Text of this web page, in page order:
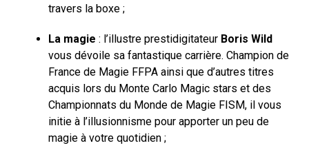
travers la boxe ;
La magie : l’illustre prestidigitateur Boris Wild
vous dévoile sa fantastique carrière. Champion de
France de Magie FFPA ainsi que d’autres titres
acquis lors du Monte Carlo Magic stars et des
Championnats du Monde de Magie FISM, il vous
initie à l’illusionnisme pour apporter un peu de
magie à votre quotidien ;